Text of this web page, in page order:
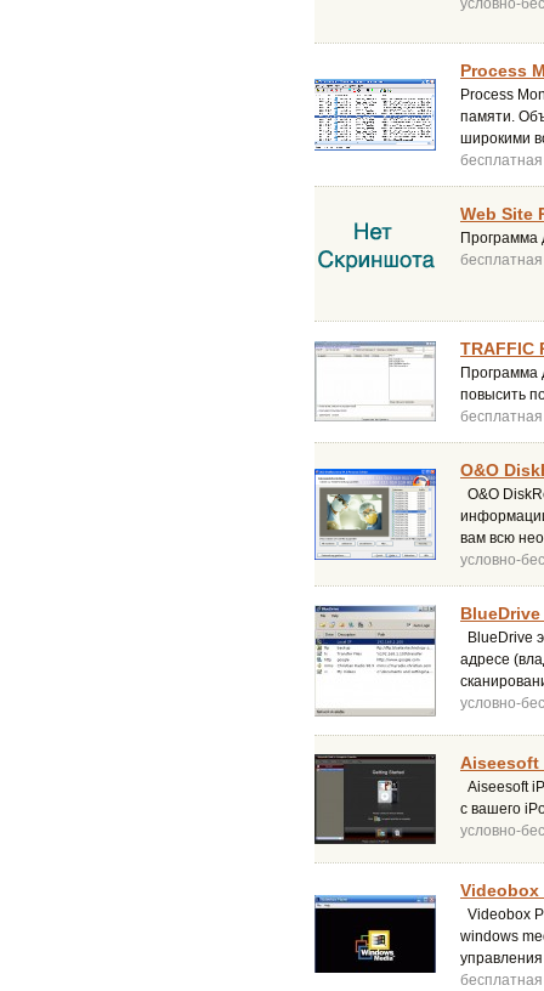
условно-
Process
Process
памяти.
широкими
бесплатная
Web Site
Программа
бесплатная
TRAFFIC
Программа
повысить
бесплатная
O&O
O&O
вам всю
условно-
BlueDrive
BlueDrive
адресе
условно-
Aiseesoft
Aiseesoft
с вашего
условно-
Videobox
Videobox
windows
бесплатная